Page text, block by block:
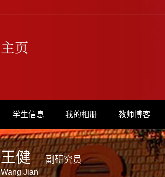
学生信息 我的相册 教师博客
王健
Wang Jian
副研究员